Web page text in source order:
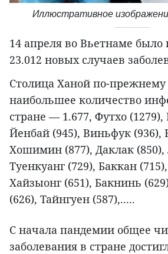
Иллюстративное
14 апреля во Вьетнаме было
23.012 новых случаев
Столица Ханой по-прежнему
наибольшее количество
стране — 1.677, Футхо (1279),
Йенбай (945), Виньфук (936),
Хошимин (877), Даклак (850),
Туенкуанг (729), Баккан
Хайзыонг (651), Бакнинь
(626), Тайнгуен (587),.....
С начала пандемии общее
заболевания в стране